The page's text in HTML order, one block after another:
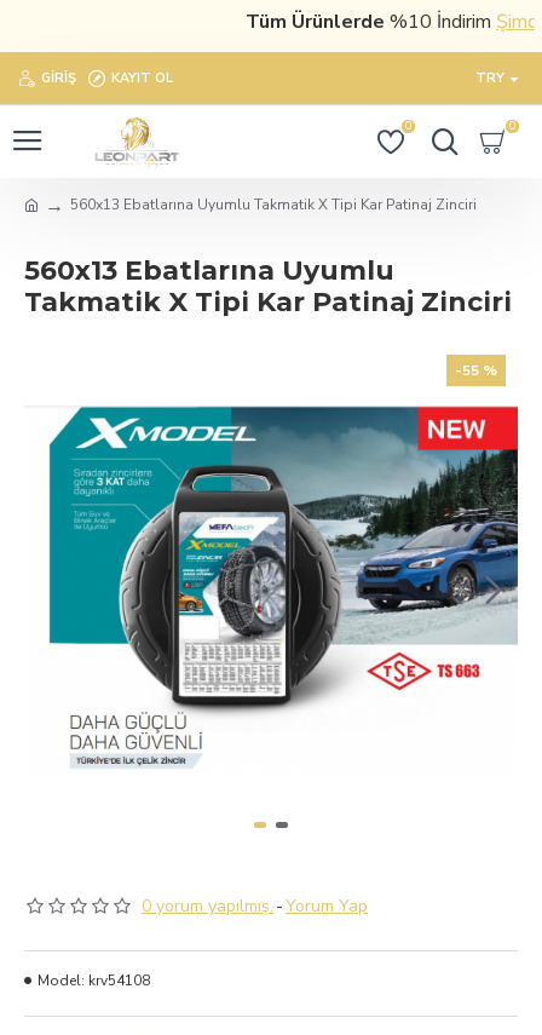
Tüm Ürünlerde%10 İndirimŞimdi
GIRIŞ KAYIT OL TRY
0 0
560x13 Ebatlarına Uyumlu Takmatik X Tipi Kar Patinaj Zinciri
560x13 Ebatlarına Uyumlu
Takmatik X Tipi Kar Patinaj Zinciri
-55 %
0 yorum yapılmış. -Yorum Yap
Model: krv54108